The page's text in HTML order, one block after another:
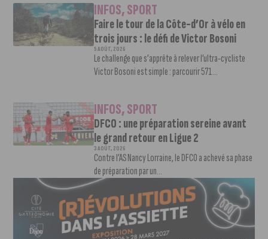
INFOS,SPORT
Faire le tour de la Côte-d’Or à vélo en
trois jours : le défi de Victor Bosoni
5 AOÛT, 2026
Le challenge que s’apprête à relever l’ultra-cycliste
Victor Bosoni est simple : parcourir 571...
INFOS,SPORT
DFCO : une préparation sereine avant
le grand retour en Ligue 2
3 AOÛT, 2026
Contre l’AS Nancy Lorraine, le DFCO a achevé sa phase
de préparation par un...